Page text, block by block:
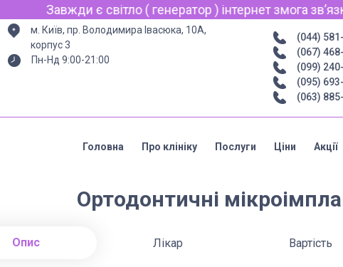
Завжди є світло ( генератор ) інтернет змога звʼязку по
м. Київ, пр. Володимира Івасюка, 10А,
корпус 3
Пн-Нд 9:00-21:00
(044)
(067)
(099)
(095)
(063)
Головна Про клініку Послуги Ціни Акції
Ортодонтичні
Опис Лікар Вартість